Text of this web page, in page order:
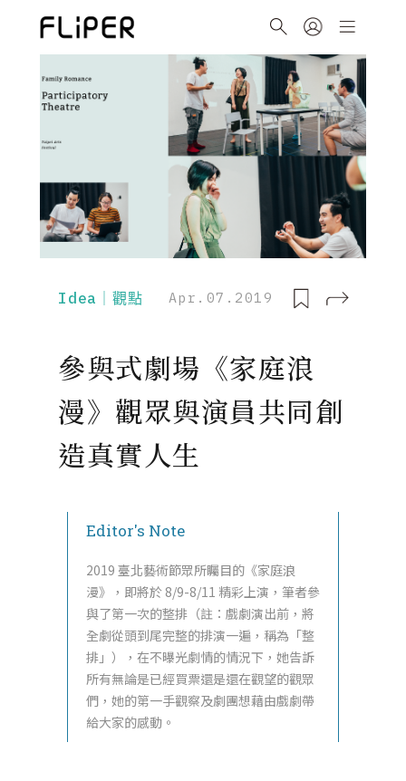
Idea｜觀點 Apr.07.2019
參與式劇場《家庭浪
漫》觀眾與演員共同創
造真實人生
Editor's Note
2019 臺北藝術節眾所矚目的《家庭浪
漫》，即將於 8/9-8/11 精彩上演，筆者參
與了第一次的整排（註：戲劇演出前，將
全劇從頭到尾完整的排演一遍，稱為「整
排」），在不曝光劇情的情況下，她告訴
所有無論是已經買票還是還在觀望的觀眾
們，她的第一手觀察及劇團想藉由戲劇帶
給大家的感動。